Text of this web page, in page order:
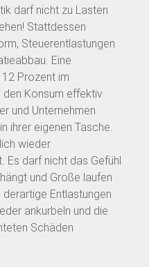
darf nicht zu Lasten
Stattdessen
Steuerentlastungen
Eine
Prozent im
Konsum effektiv
und Unternehmen
ihrer eigenen Tasche.
wieder
Es darf nicht das Gefühl
und Große laufen
derartige Entlastungen
ankurbeln und die
Schäden